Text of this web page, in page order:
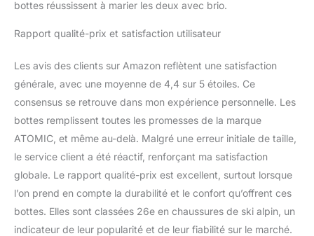
bottes réussissent à marier les deux avec brio.
Rapport qualité-prix et satisfaction utilisateur
Les avis des clients sur Amazon reflètent une satisfaction
générale, avec une moyenne de 4,4 sur 5 étoiles. Ce
consensus se retrouve dans mon expérience personnelle. Les
bottes remplissent toutes les promesses de la marque
ATOMIC, et même au-delà. Malgré une erreur initiale de taille,
le service client a été réactif, renforçant ma satisfaction
globale. Le rapport qualité-prix est excellent, surtout lorsque
l’on prend en compte la durabilité et le confort qu’offrent ces
bottes. Elles sont classées 26e en chaussures de ski alpin, un
indicateur de leur popularité et de leur fiabilité sur le marché.